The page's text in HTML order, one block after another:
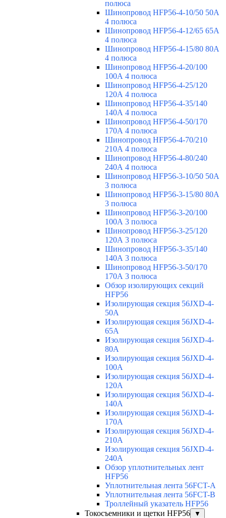
полюса
Шинопровод HFP56-4-10/50 50А
4 полюса
Шинопровод HFP56-4-12/65 65А
4 полюса
Шинопровод HFP56-4-15/80 80А
4 полюса
Шинопровод HFP56-4-20/100
100А 4 полюса
Шинопровод HFP56-4-25/120
120А 4 полюса
Шинопровод HFP56-4-35/140
140А 4 полюса
Шинопровод HFP56-4-50/170
170А 4 полюса
Шинопровод HFP56-4-70/210
210А 4 полюса
Шинопровод HFP56-4-80/240
240А 4 полюса
Шинопровод HFP56-3-10/50 50А
3 полюса
Шинопровод HFP56-3-15/80 80А
3 полюса
Шинопровод HFP56-3-20/100
100А 3 полюса
Шинопровод HFP56-3-25/120
120А 3 полюса
Шинопровод HFP56-3-35/140
140А 3 полюса
Шинопровод HFP56-3-50/170
170А 3 полюса
Обзор изолирующих секций
HFP56
Изолирующая секция 56JXD-4-
50A
Изолирующая секция 56JXD-4-
65A
Изолирующая секция 56JXD-4-
80A
Изолирующая секция 56JXD-4-
100A
Изолирующая секция 56JXD-4-
120A
Изолирующая секция 56JXD-4-
140A
Изолирующая секция 56JXD-4-
170A
Изолирующая секция 56JXD-4-
210A
Изолирующая секция 56JXD-4-
240A
Обзор уплотнительных лент
HFP56
Уплотнительная лента 56FCT-A
Уплотнительная лента 56FCT-B
Троллейный указатель HFP56
Токосъемники и щетки HFP56
▼